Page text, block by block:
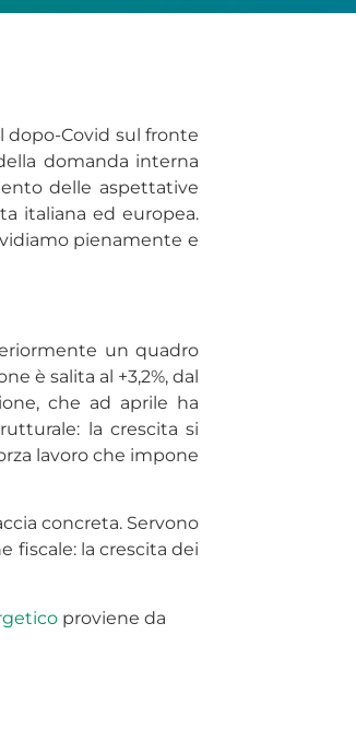
dopo-Covid sul fronte
domanda interna
delle aspettative
italiana ed europea.
pienamente e
un quadro
è salita al +3,2%, dal
che ad aprile ha
la crescita si
lavoro che impone
concreta. Servono
fiscale: la crescita dei
proviene da